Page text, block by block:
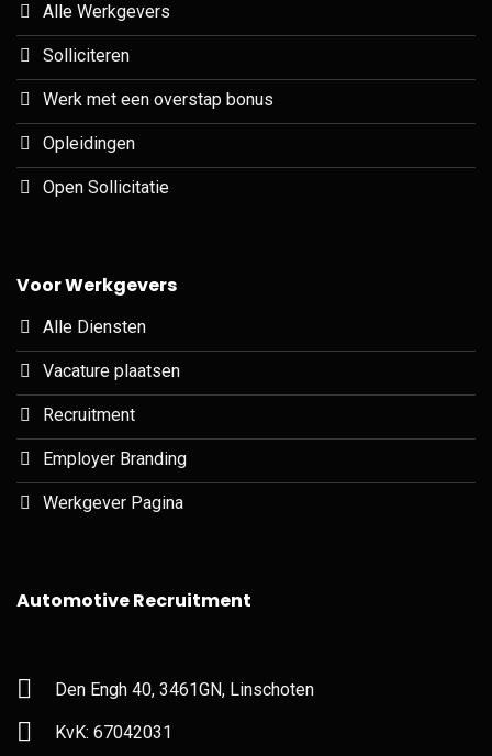
Alle Werkgevers
Solliciteren
Werk met een overstap bonus
Opleidingen
Open Sollicitatie
Voor Werkgevers
Alle Diensten
Vacature plaatsen
Recruitment
Employer Branding
Werkgever Pagina
Automotive Recruitment
Den Engh 40, 3461GN, Linschoten
KvK: 67042031